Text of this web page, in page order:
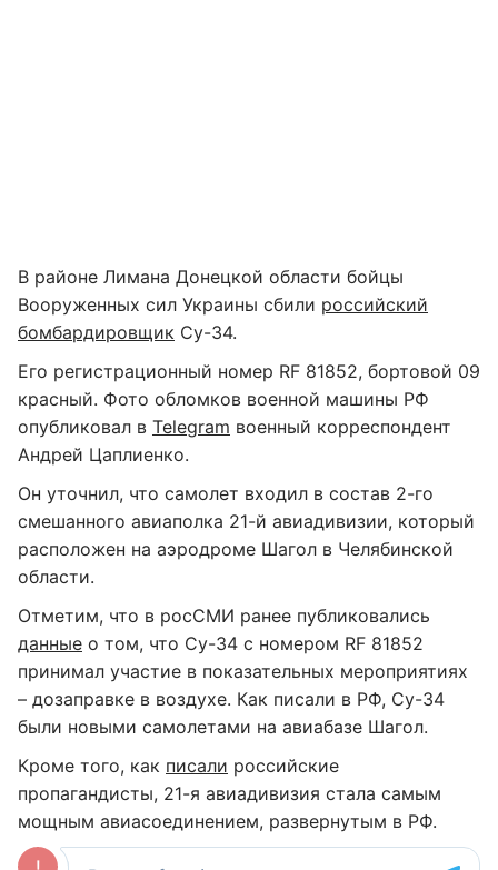
В районе Лимана Донецкой области бойцы
Вооруженных сил Украины сбили российский
бомбардировщик Су-34.
Его регистрационный номер RF 81852, бортовой 09
красный. Фото обломков военной машины РФ
опубликовал в Telegram военный корреспондент
Андрей Цаплиенко.
Он уточнил, что самолет входил в состав 2-го
смешанного авиаполка 21-й авиадивизии, который
расположен на аэродроме Шагол в Челябинской
области.
Отметим, что в росСМИ ранее публиковались
данные о том, что Су-34 с номером RF 81852
принимал участие в показательных мероприятиях
– дозаправке в воздухе. Как писали в РФ, Су-34
были новыми самолетами на авиабазе Шагол.
Кроме того, как писали российские
пропагандисты, 21-я авиадивизия стала самым
мощным авиасоединением, развернутым в РФ.